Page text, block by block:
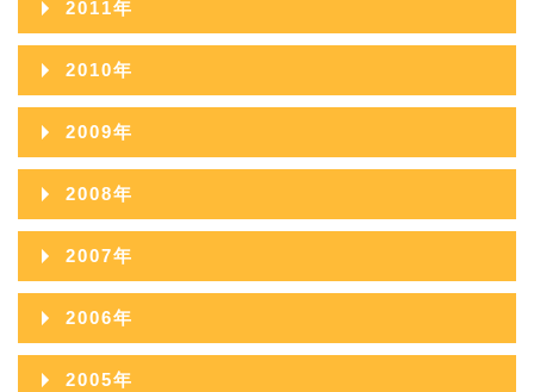
2017年05月
2017年03月
2017年02月
2017年01月
2016年06月
2016年05月
2016年03月
2016年02月
2016年01月
2015年08月
2015年07月
2015年06月
2015年05月
2015年03月
2015年02月
2015年01月
2014年09月
2014年08月
2014年07月
2014年06月
2014年05月
2014年03月
2014年02月
2013年10月
2013年09月
2013年08月
2013年07月
2013年06月
2013年05月
2013年03月
2012年11月
2012年10月
2012年09月
2012年08月
2012年07月
2012年06月
2012年05月
2011年
2011年12月
2011年11月
2011年10月
2011年09月
2011年08月
2011年07月
2011年06月
2010年
2010年12月
2010年11月
2010年10月
2010年09月
2010年08月
2010年07月
2009年
2009年12月
2009年11月
2009年10月
2009年09月
2009年08月
2008年
2008年12月
2008年11月
2008年10月
2007年
2007年12月
2007年11月
2006年
2006年12月
2005年